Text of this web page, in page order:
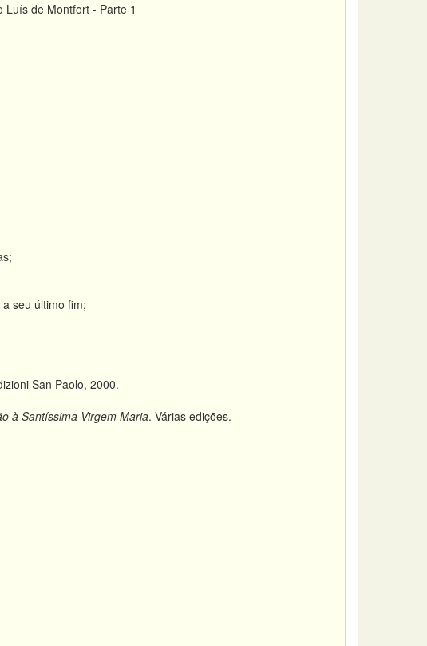
Luís de Montfort - Parte 1
seu último fim;
San Paolo, 2000.
à Santíssima Virgem Maria. Várias edições.